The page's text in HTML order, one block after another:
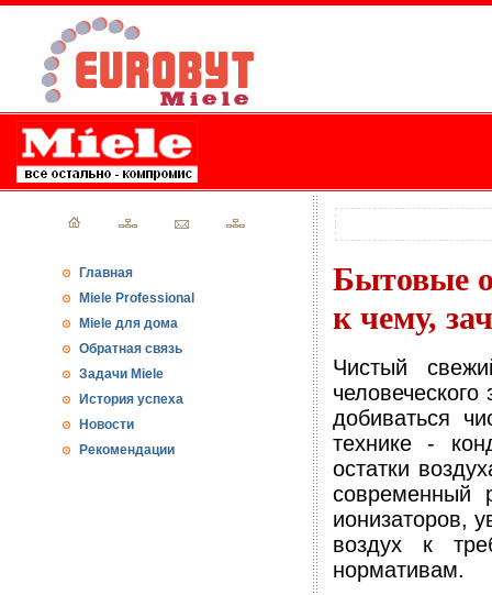
Главная
Miele Professional
Miele для дома
Обратная связь
Задачи Miele
История успеха
Новости
Рекомендации
Бытовые
к чему,
Чистый
добиваться
технике -
остатки
современный
ионизаторов,
воздух к
нормативам.